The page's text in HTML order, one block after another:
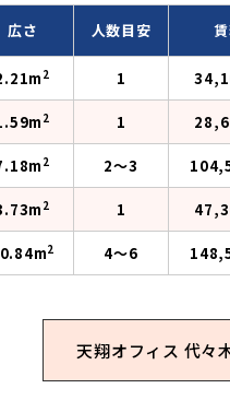
広さ 人数目安
2 1
2 1
2 2〜3
2 1
2 4〜6
天翔オフィス 代々